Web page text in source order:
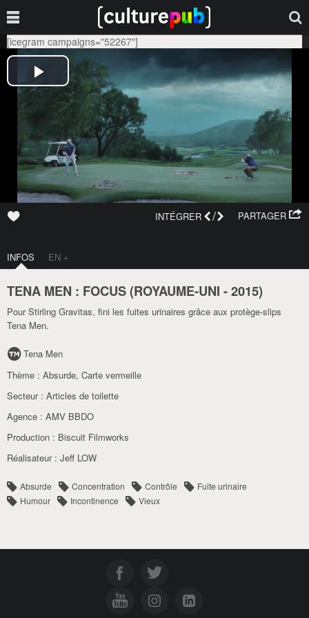
[icegram campaigns="52267"]
PARTAGER
INTÉGRER /
INFOS EN +
TENA MEN : FOCUS (ROYAUME-UNI -2015)
Pour Stirling Gravitas, fini les fuites urinaires grâce aux protège-slips
Tena Men.
Tena Men
Thème : Absurde, Carte vermeille
Secteur : Articles de toilette
Agence : AMV BBDO
Production : Biscuit Filmworks
Réalisateur : Jeff LOW
Absurde Concentration Contrôle
Fuite urinaire
Humour
Incontinence Vieux